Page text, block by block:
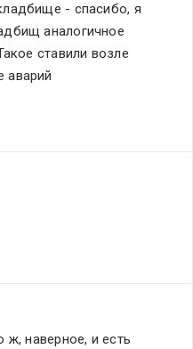
- спасибо, я
аналогичное
ставили возле
аварий
ж, наверное, и есть